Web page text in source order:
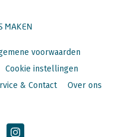
MAKEN
voorwaarden
Cookie instellingen
& Contact Over ons